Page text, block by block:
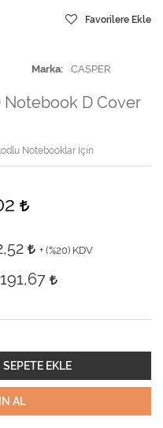
Favorilere Ekle
Marka CASPER
Notebook D Cover
Notebooklar İçin
+ (%20) KDV
SEPETE EKLE
AL